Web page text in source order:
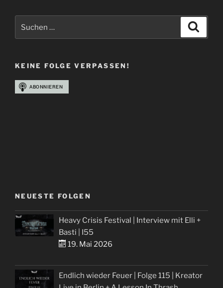
nach:
KEINE FOLGE VERPASSEN!
NEUESTE FOLGEN
Heavy Crisis Festival | Interview mit Elli +
Basti | I55
19. Mai 2026
Endlich wieder Feuer | Folge 115 | Kreator